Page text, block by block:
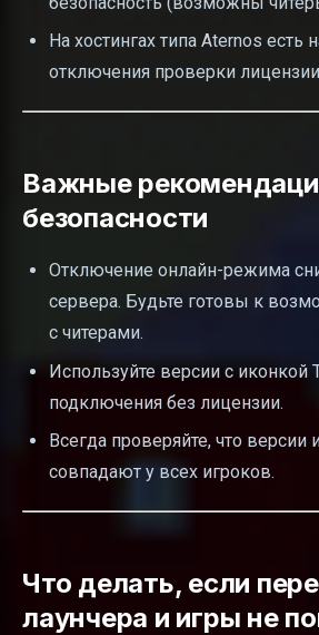
На хостингах типа Aternos есть
отключения проверки
Важные
безопасности
Отключение онлайн-режима
сервера. Будьте готовы к
с читерами.
Используйте версии с иконкой
подключения без лицензии.
Всегда проверяйте, что
совпадают у всех игроков.
Что делать, если
лаунчера и игры не